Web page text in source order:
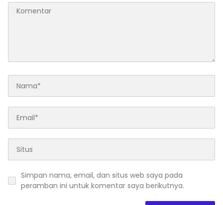
Simpan nama, email, dan situs web saya pada
peramban ini untuk komentar saya berikutnya.